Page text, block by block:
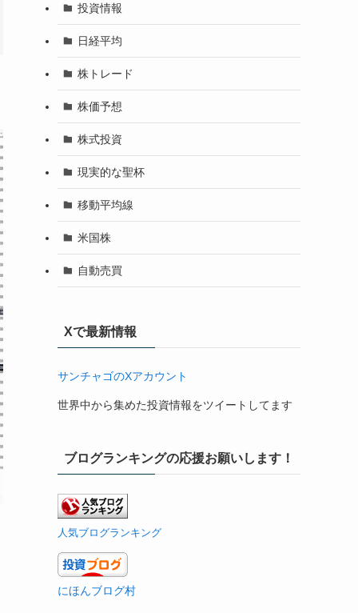
投資情報
日経平均
株トレード
株価予想
株式投資
現実的な聖杯
移動平均線
米国株
自動売買
Xで最新情報
サンチャゴのXアカウント
世界中から集めた投資情報をツイートしてます
ブログランキングの応援お願いします！
人気ブログランキング
にほんブログ村